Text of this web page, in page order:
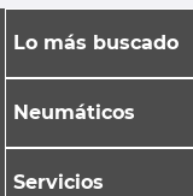
Lo más buscado
Neumáticos
Servicios